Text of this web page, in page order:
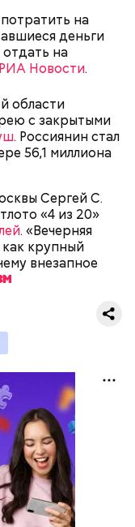
на
деньги
на
РИА Новости.
области
с закрытыми
. Россиянин стал
56,1 миллиона
Сергей С.
«4 из 20»
. «Вечерняя
крупный
внезапное
нужно легко
зелень
масло.
рецептом